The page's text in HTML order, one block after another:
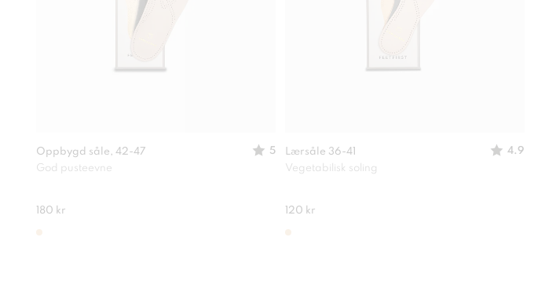
Oppbygd såle, 42-47
5
God pusteevne
180 kr
Lærsåle 36-41
4.9
Vegetabilisk soling
120 kr